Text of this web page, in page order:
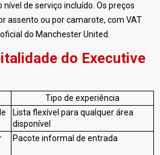
de serviço incluído. Os preços
assento ou por camarote, com VAT
do Manchester United.
do Executive
Tipo de experiência
Lista flexível para qualquer área
disponível
Pacote informal de entrada